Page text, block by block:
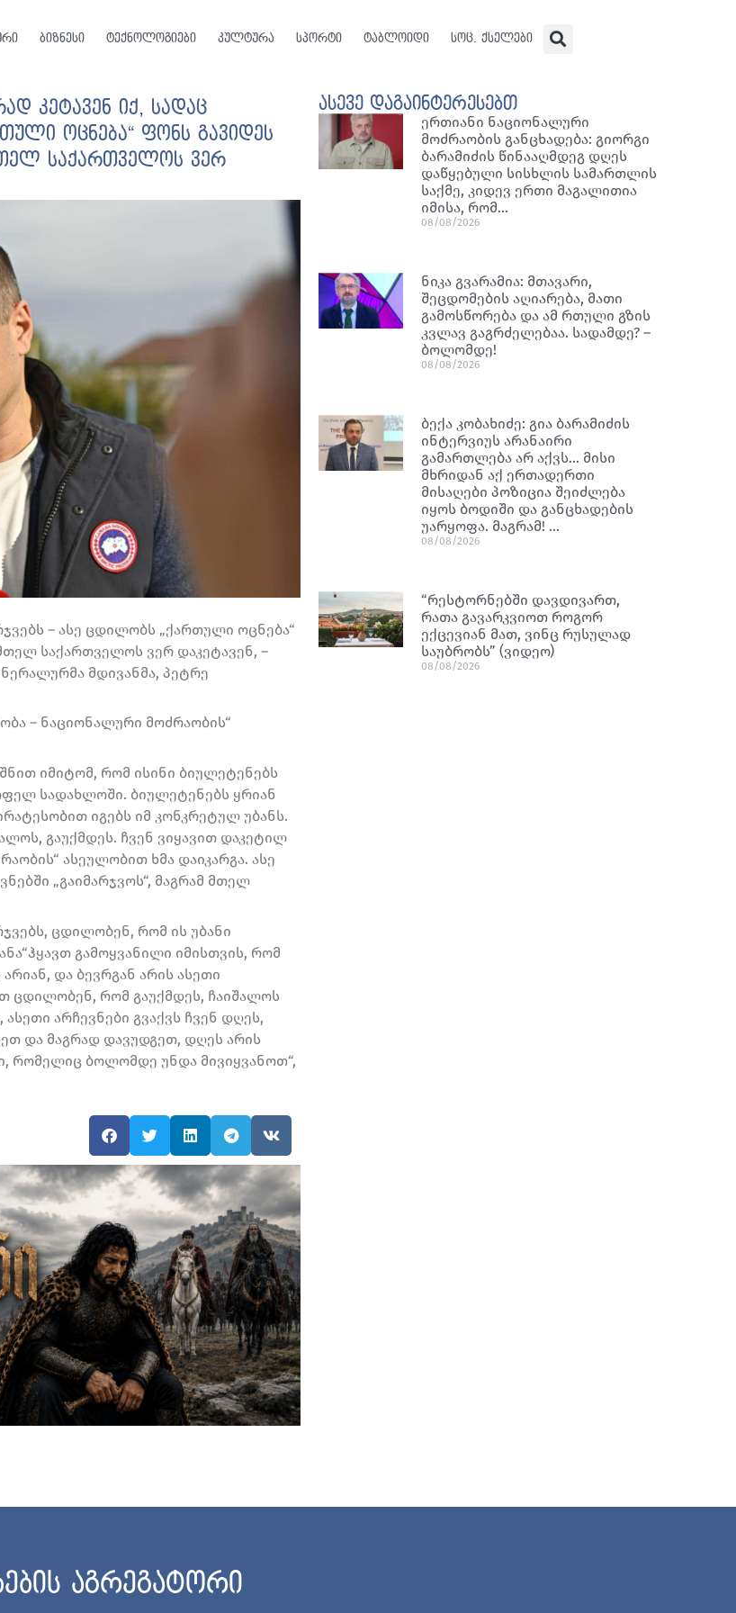
ბიზნესი ტექნოლოგიები კულტურა სპორტი ტაბლოიდი სოც. ქსელები
კეტავენ იქ, სადაც
ოცნება“ ფონს გავიდეს
საქართველოს ვერ
– ასე ცდილობს „ქართული ოცნება“
საქართველოს ვერ დაკეტავენ, –
მდივანმა, პეტრე
– ნაციონალური მოძრაობის“
იმიტომ, რომ ისინი ბიულეტენებს
სადახლოში. ბიულეტენებს ყრიან
იგებს იმ კონკრეტულ უბანს.
გაუქმდეს. ჩვენ ვიყავით დაკეტილ
ასეულობით ხმა დაიკარგა. ასე
„გაიმარჯვოს“, მაგრამ მთელ
ცდილობენ, რომ ის უბანი
გამოყვანილი იმისთვის, რომ
და ბევრგან არის ასეთი
ცდილობენ, რომ გაუქმდეს, ჩაიშალოს
არჩევნები გვაქვს ჩვენ დღეს,
და მაგრად დავუდგეთ, დღეს არის
რომელიც ბოლომდე უნდა მივიყვანოთ“,
ასევე დაგაინტერესებთ
ერთიანი ნაციონალური
მოძრაობის განცხადება: გიორგი
ბარამიძის წინააღმდეგ დღეს
დაწყებული სისხლის სამართლის
საქმე, კიდევ ერთი მაგალითია
იმისა, რომ…
08/08/2026
ნიკა გვარამია: მთავარი,
შეცდომების აღიარება, მათი
გამოსწორება და ამ რთული გზის
კვლავ გაგრძელებაა. სადამდე? –
ბოლომდე!
08/08/2026
ბექა კობახიძე: გია ბარამიძის
ინტერვიუს არანაირი
გამართლება არ აქვს… მისი
მხრიდან აქ ერთადერთი
მისაღები პოზიცია შეიძლება
იყოს ბოდიში და განცხადების
უარყოფა. მაგრამ! …
08/08/2026
“რესტორნებში დავდივართ,
რათა გავარკვიოთ როგორ
ექცევიან მათ, ვინც რუსულად
საუბრობს” (ვიდეო)
08/08/2026
აგრეგატორი